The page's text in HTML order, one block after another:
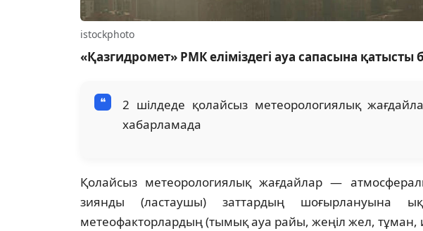
istockphoto
«Қазгидромет» РМК еліміздегі ауа сапасына
2 шілдеде қолайсыз метеорологиялық
хабарламада
Қолайсыз метеорологиялық жағдайлар —
зиянды (ластаушы) заттардың шоғырлануына
метеофакторлардың (тымық ауа райы, жеңіл жел,